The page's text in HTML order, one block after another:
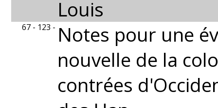
Louis
67 - 123 - Notes pour une
nouvelle de la
contrées